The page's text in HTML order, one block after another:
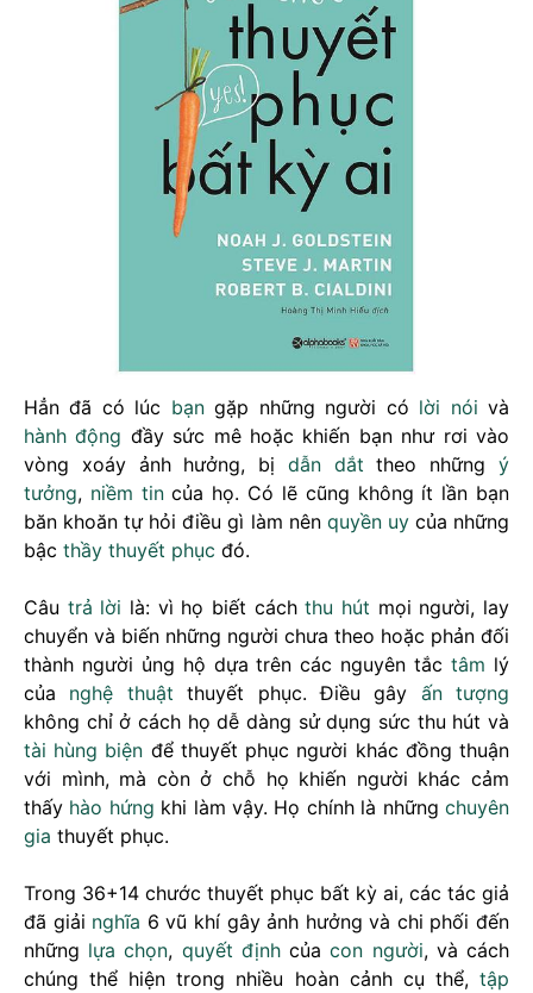
Hẳn đã có lúc bạngặp những người có lời nói và
hành động đầy sức mê hoặc khiến bạn như rơi vào
vòng xoáy ảnh hưởng, bị dẫn dắt theo nhữngý
tưởng, niềm tincủa họ. Có lẽ cũng không ít lần bạn
băn khoăn tự hỏi điều gì làm nên quyền uycủa những
bậc thầy thuyết phục đó.
Câu trả lời là: vì họ biết cáchthu hút mọi người, lay
chuyển và biến những người chưa theo hoặc phản đối
thành người ủng hộ dựa trên các nguyên tắctâm lý
của nghệ thuật thuyết phục. Điều gây ấn tượng
không chỉ ở cách họ dễ dàng sử dụng sức thu hút và
tài hùng biện để thuyết phục người khác đồng thuận
với mình, mà còn ở chỗ họ khiến người khác cảm
thấy hào hứng khi làm vậy. Họ chính là nhữngchuyên
gia thuyết phục.
Trong 36+14 chước thuyết phục bất kỳ ai, các tác giả
đã giải nghĩa 6 vũ khí gây ảnh hưởng và chi phối đến
những lựa chọn, quyết địnhcủacon người, và cách
chúng thể hiện trong nhiều hoàn cảnh cụ thể, tập